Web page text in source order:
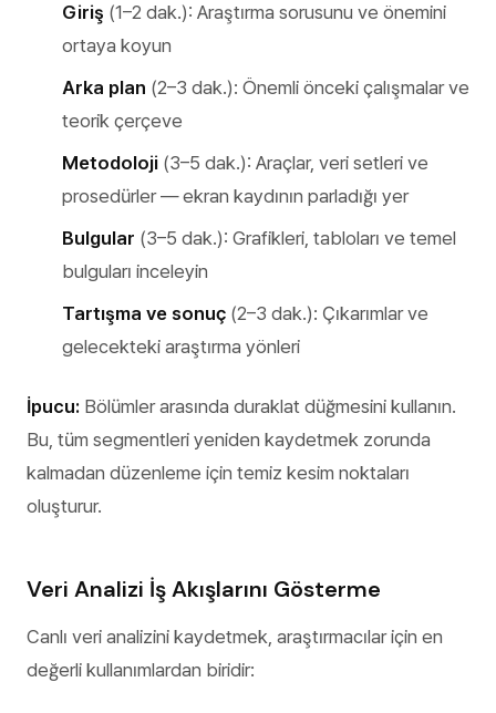
Giriş (1–2 dak.): Araştırma sorusunu ve önemini
ortaya koyun
Arka plan (2–3 dak.): Önemli önceki çalışmalar ve
teorik çerçeve
Metodoloji (3–5 dak.): Araçlar, veri setleri ve
prosedürler — ekran kaydının parladığı yer
Bulgular (3–5 dak.): Grafikleri, tabloları ve temel
bulguları inceleyin
Tartışma ve sonuç (2–3 dak.): Çıkarımlar ve
gelecekteki araştırma yönleri
İpucu: Bölümler arasında duraklat düğmesini kullanın.
Bu, tüm segmentleri yeniden kaydetmek zorunda
kalmadan düzenleme için temiz kesim noktaları
oluşturur.
Veri Analizi İş Akışlarını Gösterme
Canlı veri analizini kaydetmek, araştırmacılar için en
değerli kullanımlardan biridir: